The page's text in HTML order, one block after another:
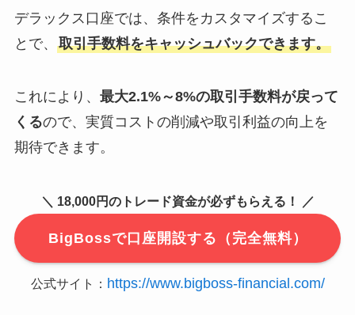
デラックス口座では、条件をカスタマイズするこ
とで、 取引手数料をキャッシュバックできます。
これにより、 最大2.1%～8%の取引手数料が戻って
くるので、実質コストの削減や取引利益の向上を
期待できます。
＼ 18,000円のトレード資金が必ずもらえる！ ／
BigBossで口座開設する（完全無料）
公式サイト： https://www.bigboss-financial.com/